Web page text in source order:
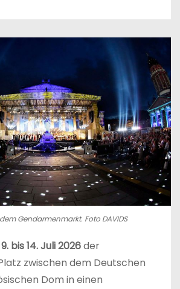
Gendarmenmarkt. Foto DAVIDS
9. bis 14. Juli 2026der
zwischen dem Deutschen
Dom in einen